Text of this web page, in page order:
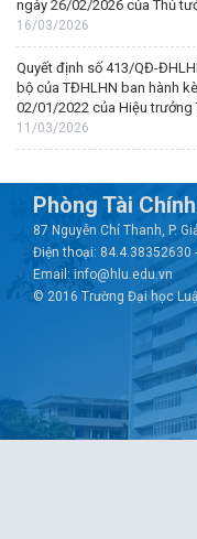
ngày 26/02/2026 của Thủ
16/03/2026
Quyết định số 413/QĐ-
bộ của TĐHLHN ban hành
02/01/2022 của Hiệu trưởng
11/03/2026
Phòng Tài
87 Nguyễn Chí Thanh, P.
Điện thoại: 84.4.38352630
Email: info@hlu.edu.vn
© 2016 Trường Đại học